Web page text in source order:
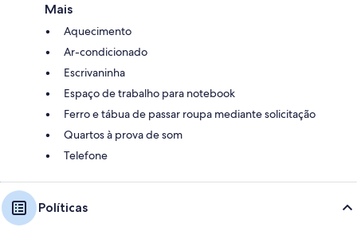
Mais
Aquecimento
Ar-condicionado
Escrivaninha
Espaço de trabalho para notebook
Ferro e tábua de passar roupa mediante solicitação
Quartos à prova de som
Telefone
Políticas